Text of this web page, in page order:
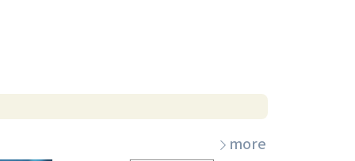
more